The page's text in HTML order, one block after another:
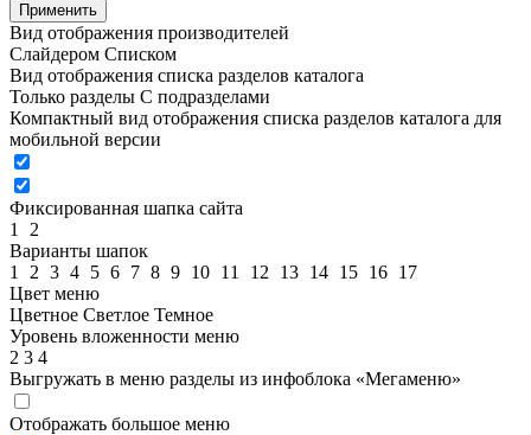
Применить
Вид отображения производителей
Слайдером Списком
Вид отображения списка разделов каталога
Только разделы С подразделами
Компактный вид отображения списка разделов каталога для
мобильной версии
Фиксированная шапка сайта
1
2
Варианты шапок
1
2 3 4 5 6 7 8 9 10 11 12 13 14 15 16 17
Цвет меню
Цветное Светлое Темное
Уровень вложенности меню
2 3 4
Выгружать в меню разделы из инфоблока «Мегаменю»
Отображать большое меню